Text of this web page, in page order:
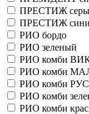
ПРЕСТИЖ
ПРЕСТИЖ
РИО бордо
РИО зеленый
РИО комби
РИО комби
РИО комби
РИО комби
РИО комби